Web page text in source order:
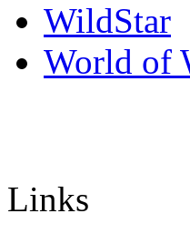
WildStar
World of
Links